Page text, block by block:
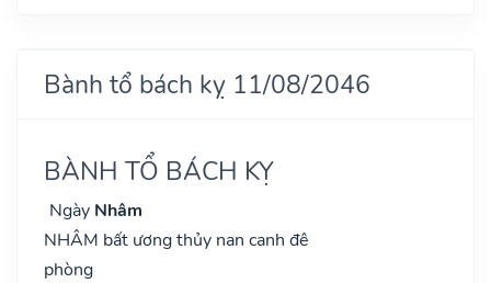
Bành tổ bách kỵ 11/08/2046
BÀNH TỔ BÁCH KỴ
Ngày Nhâm
NHÂM bất ương thủy nan canh đê
phòng